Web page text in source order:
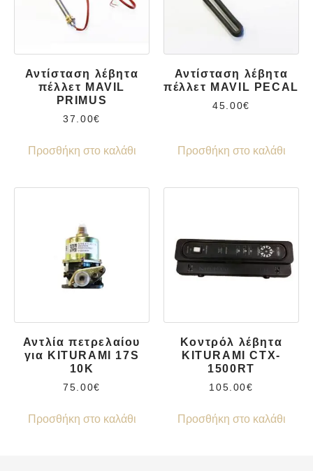
Αντίσταση λέβητα
πέλλετ MAVIL
PRIMUS
37.00€
Προσθήκη στο καλάθι
Αντίσταση λέβητα
πέλλετ MAVIL PECAL
45.00€
Προσθήκη στο καλάθι
Αντλία πετρελαίου
για KITURAMI 17S
10K
75.00€
Προσθήκη στο καλάθι
Κοντρόλ λέβητα
KITURAMI CTX-
1500RT
105.00€
Προσθήκη στο καλάθι